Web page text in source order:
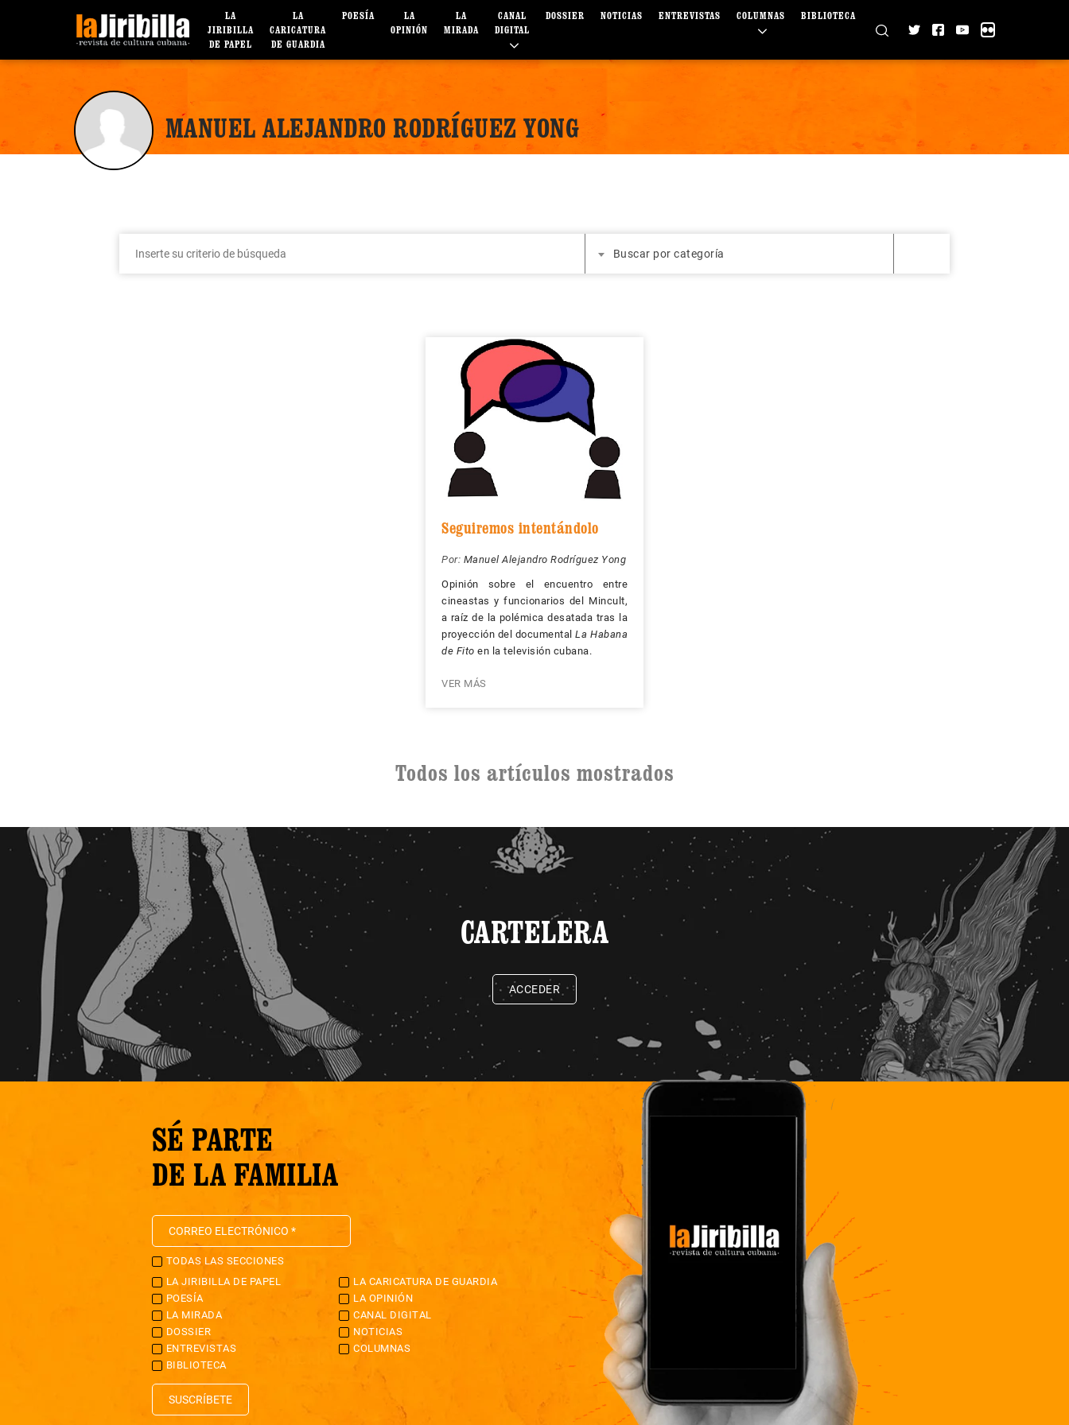
LA
JIRIBILLA
DE PAPEL
LA
CARICATURA
DE GUARDIA
POESÍA
LA
OPINIÓN
LA
MIRADA
CANAL
DIGITAL
DOSSIER NOTICIAS ENTREVISTAS COLUMNAS BIBLIOTECA
MANUEL ALEJANDRO RODRÍGUEZ YONG
Buscar por categoría
Seguiremos intentándolo
Por: Manuel Alejandro Rodríguez Yong
Opinión sobre el encuentro entre
cineastas y funcionarios del Mincult,
a raíz de la polémica desatada tras la
proyección del documentalLa Habana
de Fito en la televisión cubana.
VER MÁS
Todos los artículos mostrados
CARTELERA
ACCEDER
SÉ PARTE
DE LA FAMILIA
TODAS LAS SECCIONES
LA JIRIBILLA DE PAPEL
LA CARICATURA DE GUARDIA
POESÍA
LA OPINIÓN
LA MIRADA
CANAL DIGITAL
DOSSIER
NOTICIAS
ENTREVISTAS
COLUMNAS
BIBLIOTECA
SUSCRÍBETE